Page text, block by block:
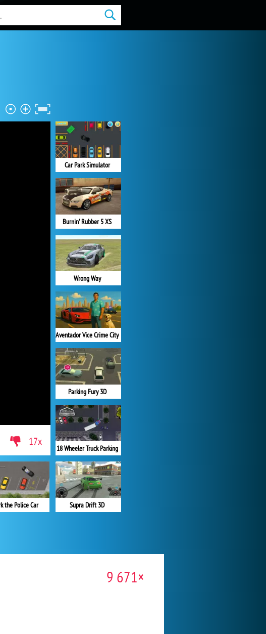
Car Park Simulator
Burnin' Rubber 5 XS
Wrong Way
Aventador Vice Crime City
Parking Fury 3D
18 Wheeler Truck Parking
Supra Drift 3D
the Police Car
17x
9 671×